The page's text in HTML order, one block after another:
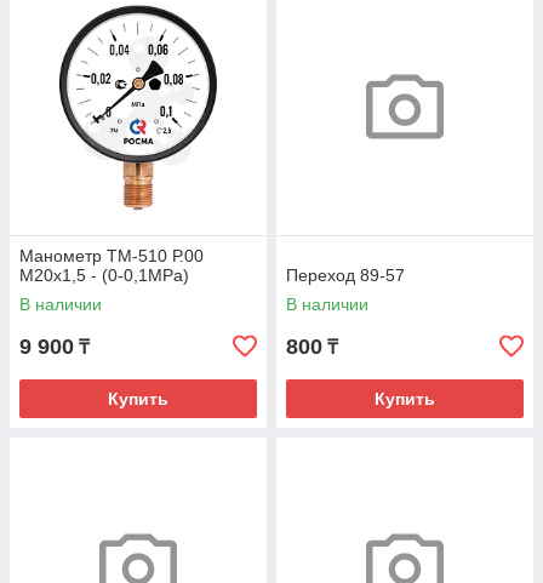
Манометр ТМ-510 Р.00
М20х1,5 - (0-0,1МРа)
В наличии
9 900 ₸
Купить
Переход 89-57
В наличии
800 ₸
Купить